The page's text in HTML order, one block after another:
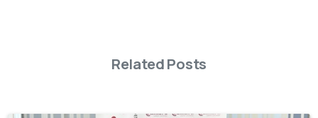
Related Posts